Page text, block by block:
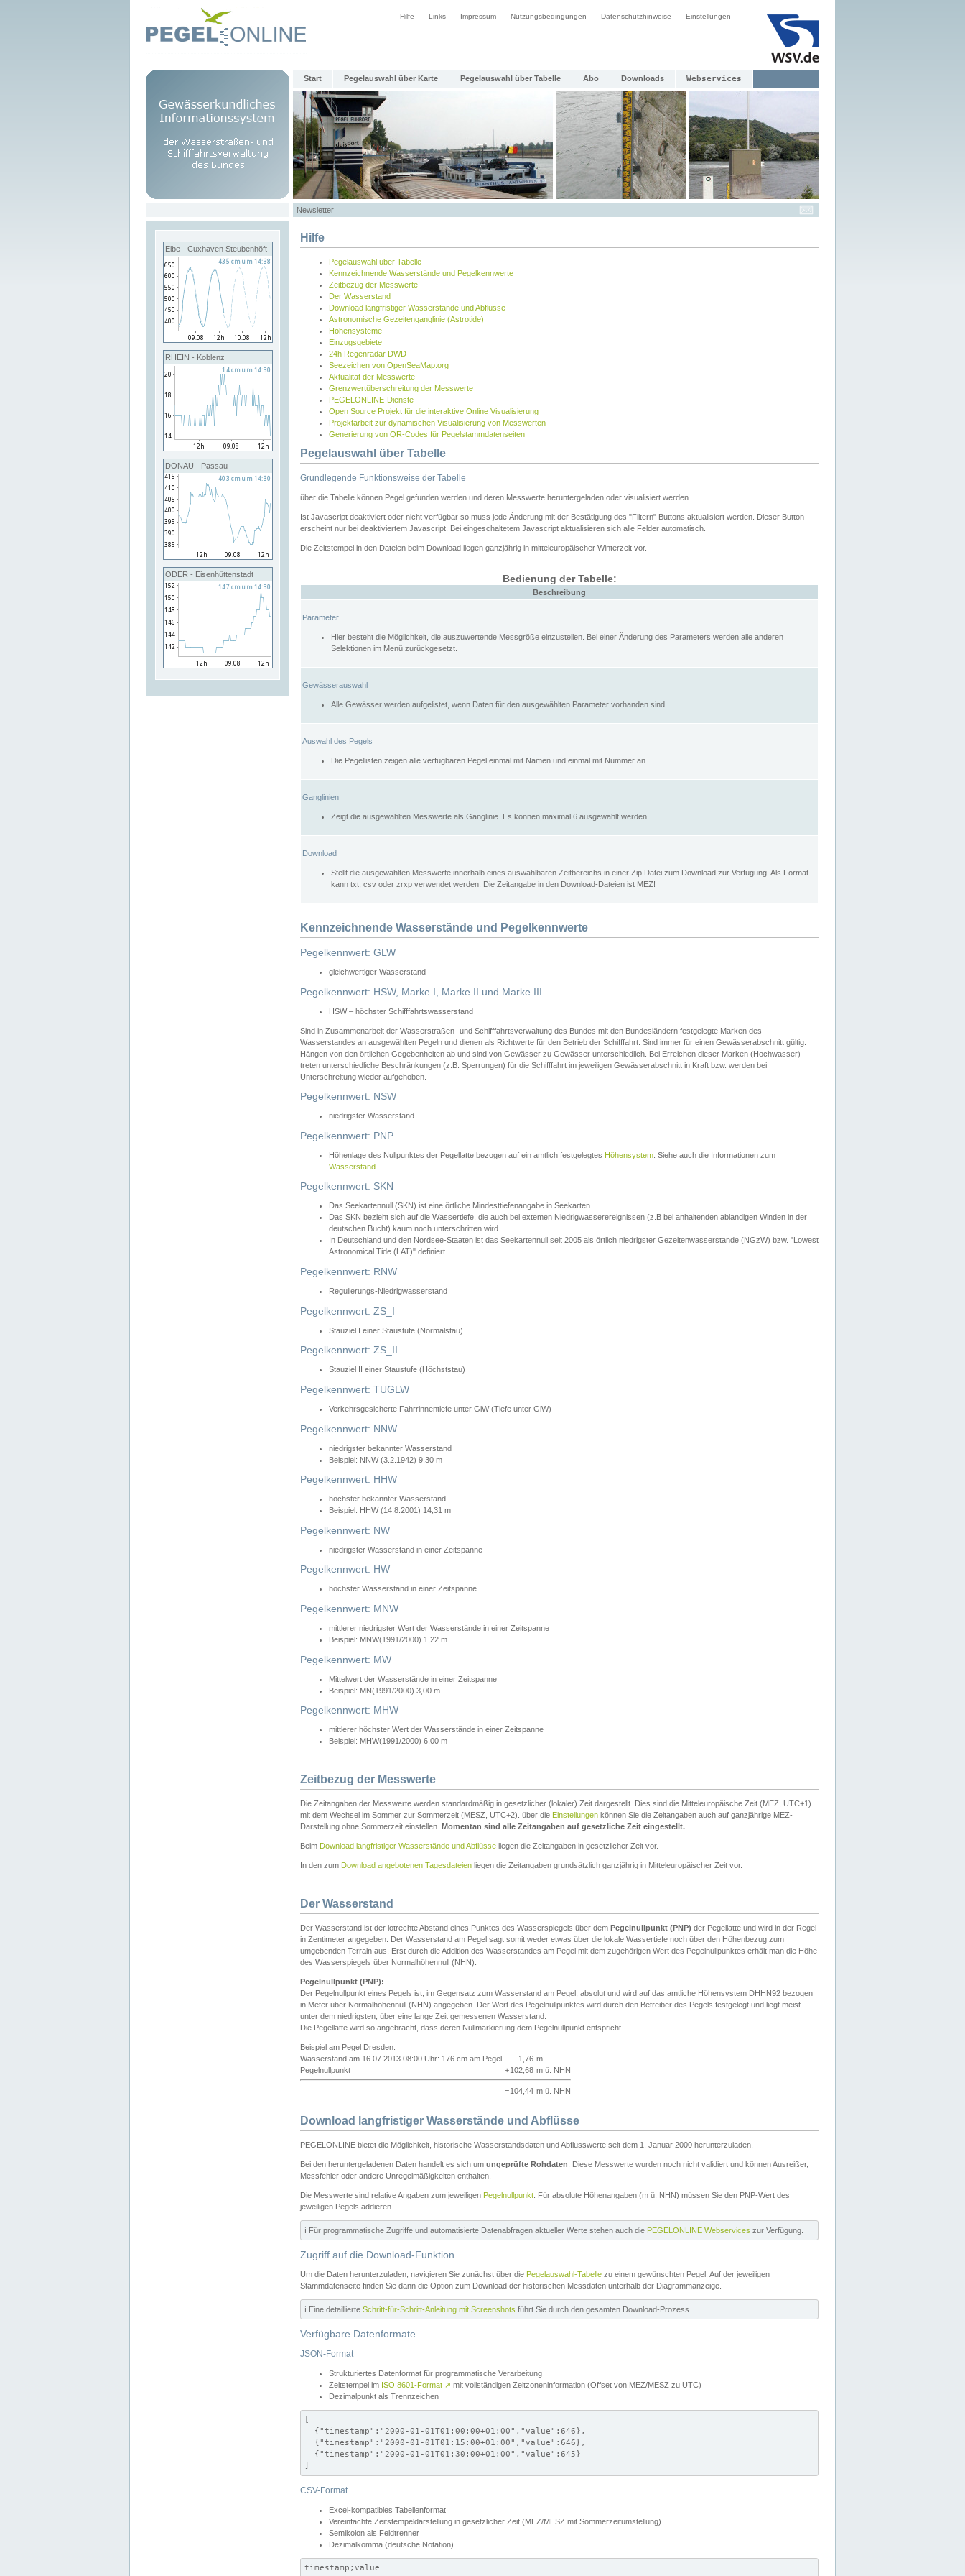
Hilfe Links Impressum Nutzungsbedingungen Datenschutzhinweise Einstellungen
Start Pegelauswahl über Karte Pegelauswahl über Tabelle Abo Downloads Webservices
Newsletter
Elbe - Cuxhaven Steubenhöft
RHEIN - Koblenz
DONAU - Passau
ODER - Eisenhüttenstadt
Hilfe
Pegelauswahl über Tabelle
Kennzeichnende Wasserstände und Pegelkennwerte
Zeitbezug der Messwerte
Der Wasserstand
Download langfristiger Wasserstände und Abflüsse
Astronomische Gezeitenganglinie (Astrotide)
Höhensysteme
Einzugsgebiete
24h Regenradar DWD
Seezeichen von OpenSeaMap.org
Aktualität der Messwerte
Grenzwertüberschreitung der Messwerte
PEGELONLINE-Dienste
Open Source Projekt für die interaktive Online Visualisierung
Projektarbeit zur dynamischen Visualisierung von Messwerten
Generierung von QR-Codes für Pegelstammdatenseiten
Pegelauswahl über Tabelle
Grundlegende Funktionsweise der Tabelle
über die Tabelle können Pegel gefunden werden und deren Messwerte heruntergeladen oder visualisiert werden.
Ist Javascript deaktiviert oder nicht verfügbar so muss jede Änderung mit der Bestätigung des "Filtern" Buttons aktualisiert werden. Dieser Button
erscheint nur bei deaktiviertem Javascript. Bei eingeschaltetem Javascript aktualisieren sich alle Felder automatisch.
Die Zeitstempel in den Dateien beim Download liegen ganzjährig in mitteleuropäischer Winterzeit vor.
Bedienung der Tabelle:
Beschreibung
Parameter
Hier besteht die Möglichkeit, die auszuwertende Messgröße einzustellen. Bei einer Änderung des Parameters werden alle anderen
Selektionen im Menü zurückgesetzt.
Gewässerauswahl
Alle Gewässer werden aufgelistet, wenn Daten für den ausgewählten Parameter vorhanden sind.
Auswahl des Pegels
Die Pegellisten zeigen alle verfügbaren Pegel einmal mit Namen und einmal mit Nummer an.
Ganglinien
Zeigt die ausgewählten Messwerte als Ganglinie. Es können maximal 6 ausgewählt werden.
Download
Stellt die ausgewählten Messwerte innerhalb eines auswählbaren Zeitbereichs in einer Zip Datei zum Download zur Verfügung. Als Format
kann txt, csv oder zrxp verwendet werden. Die Zeitangabe in den Download-Dateien ist MEZ!
Kennzeichnende Wasserstände und Pegelkennwerte
Pegelkennwert: GLW
gleichwertiger Wasserstand
Pegelkennwert: HSW, Marke I, Marke II und Marke III
HSW – höchster Schifffahrtswasserstand
Sind in Zusammenarbeit der Wasserstraßen- und Schifffahrtsverwaltung des Bundes mit den Bundesländern festgelegte Marken des
Wasserstandes an ausgewählten Pegeln und dienen als Richtwerte für den Betrieb der Schifffahrt. Sind immer für einen Gewässerabschnitt gültig.
Hängen von den örtlichen Gegebenheiten ab und sind von Gewässer zu Gewässer unterschiedlich. Bei Erreichen dieser Marken (Hochwasser)
treten unterschiedliche Beschränkungen (z.B. Sperrungen) für die Schifffahrt im jeweiligen Gewässerabschnitt in Kraft bzw. werden bei
Unterschreitung wieder aufgehoben.
Pegelkennwert: NSW
niedrigster Wasserstand
Pegelkennwert: PNP
Höhenlage des Nullpunktes der Pegellatte bezogen auf ein amtlich festgelegtes Höhensystem . Siehe auch die Informationen zum
Wasserstand
Pegelkennwert: SKN
Das Seekartennull (SKN) ist eine örtliche Mindesttiefenangabe in Seekarten.
Das SKN bezieht sich auf die Wassertiefe, die auch bei extemen Niedrigwasserereignissen (z.B bei anhaltenden ablandigen Winden in der
deutschen Bucht) kaum noch unterschritten wird.
In Deutschland und den Nordsee-Staaten ist das Seekartennull seit 2005 als örtlich niedrigster Gezeitenwasserstande (NGzW) bzw. "Lowest
Astronomical Tide (LAT)" definiert.
Pegelkennwert: RNW
Regulierungs-Niedrigwasserstand
Pegelkennwert: ZS_I
Stauziel I einer Staustufe (Normalstau)
Pegelkennwert: ZS_II
Stauziel II einer Staustufe (Höchststau)
Pegelkennwert: TUGLW
Verkehrsgesicherte Fahrrinnentiefe unter GlW (Tiefe unter GlW)
Pegelkennwert: NNW
niedrigster bekannter Wasserstand
Beispiel: NNW (3.2.1942) 9,30 m
Pegelkennwert: HHW
höchster bekannter Wasserstand
Beispiel: HHW (14.8.2001) 14,31 m
Pegelkennwert: NW
niedrigster Wasserstand in einer Zeitspanne
Pegelkennwert: HW
höchster Wasserstand in einer Zeitspanne
Pegelkennwert: MNW
mittlerer niedrigster Wert der Wasserstände in einer Zeitspanne
Beispiel: MNW(1991/2000) 1,22 m
Pegelkennwert: MW
Mittelwert der Wasserstände in einer Zeitspanne
Beispiel: MN(1991/2000) 3,00 m
Pegelkennwert: MHW
mittlerer höchster Wert der Wasserstände in einer Zeitspanne
Beispiel: MHW(1991/2000) 6,00 m
Zeitbezug der Messwerte
Die Zeitangaben der Messwerte werden standardmäßig in gesetzlicher (lokaler) Zeit dargestellt. Dies sind die Mitteleuropäische Zeit (MEZ, UTC+1)
mit dem Wechsel im Sommer zur Sommerzeit (MESZ, UTC+2). über die Einstellungen können Sie die Zeitangaben auch auf ganzjährige MEZ-
Darstellung ohne Sommerzeit einstellen. Momentan sind alle Zeitangaben auf gesetzliche Zeit eingestellt.
Beim Download langfristiger Wasserstände und Abflüsse liegen die Zeitangaben in gesetzlicher Zeit vor.
In den zum Download angebotenen Tagesdateien liegen die Zeitangaben grundsätzlich ganzjährig in Mitteleuropäischer Zeit vor.
Der Wasserstand
Der Wasserstand ist der lotrechte Abstand eines Punktes des Wasserspiegels über dem Pegelnullpunkt (PNP) der Pegellatte und wird in der Regel
in Zentimeter angegeben. Der Wasserstand am Pegel sagt somit weder etwas über die lokale Wassertiefe noch über den Höhenbezug zum
umgebenden Terrain aus. Erst durch die Addition des Wasserstandes am Pegel mit dem zugehörigen Wert des Pegelnullpunktes erhält man die Höhe
des Wasserspiegels über Normalhöhennull (NHN).
Pegelnullpunkt (PNP):
Der Pegelnullpunkt eines Pegels ist, im Gegensatz zum Wasserstand am Pegel, absolut und wird auf das amtliche Höhensystem DHHN92 bezogen
in Meter über Normalhöhennull (NHN) angegeben. Der Wert des Pegelnullpunktes wird durch den Betreiber des Pegels festgelegt und liegt meist
unter dem niedrigsten, über eine lange Zeit gemessenen Wasserstand.
Die Pegellatte wird so angebracht, dass deren Nullmarkierung dem Pegelnullpunkt entspricht.
Beispiel am Pegel Dresden:
Wasserstand am 16.07.2013 08:00 Uhr: 176 cm am Pegel
1,76 m
Pegelnullpunkt
+102,68 m ü. NHN
=104,44 m ü. NHN
Download langfristiger Wasserstände und Abflüsse
PEGELONLINE bietet die Möglichkeit, historische Wasserstandsdaten und Abflusswerte seit dem 1. Januar 2000 herunterzuladen.
Bei den heruntergeladenen Daten handelt es sich um ungeprüfte Rohdaten . Diese Messwerte wurden noch nicht validiert und können Ausreißer,
Messfehler oder andere Unregelmäßigkeiten enthalten.
Die Messwerte sind relative Angaben zum jeweiligen Pegelnullpunkt . Für absolute Höhenangaben (m ü. NHN) müssen Sie den PNP-Wert des
jeweiligen Pegels addieren.
ℹ️ Für programmatische Zugriffe und automatisierte Datenabfragen aktueller Werte stehen auch die PEGELONLINE Webservices zur Verfügung.
Zugriff auf die Download-Funktion
Um die Daten herunterzuladen, navigieren Sie zunächst über die Pegelauswahl-Tabelle zu einem gewünschten Pegel. Auf der jeweiligen
Stammdatenseite finden Sie dann die Option zum Download der historischen Messdaten unterhalb der Diagrammanzeige.
ℹ️ Eine detaillierte Schritt-für-Schritt-Anleitung mit Screenshots führt Sie durch den gesamten Download-Prozess.
Verfügbare Datenformate
JSON-Format
Strukturiertes Datenformat für programmatische Verarbeitung
Zeitstempel im ISO 8601-Format ↗ mit vollständigen Zeitzoneninformation (Offset von MEZ/MESZ zu UTC)
Dezimalpunkt als Trennzeichen
[
  {"timestamp":"2000-01-01T01:00:00+01:00","value":646},
  {"timestamp":"2000-01-01T01:15:00+01:00","value":646},
  {"timestamp":"2000-01-01T01:30:00+01:00","value":645}
]
CSV-Format
Excel-kompatibles Tabellenformat
Vereinfachte Zeitstempeldarstellung in gesetzlicher Zeit (MEZ/MESZ mit Sommerzeitumstellung)
Semikolon als Feldtrenner
Dezimalkomma (deutsche Notation)
timestamp;value